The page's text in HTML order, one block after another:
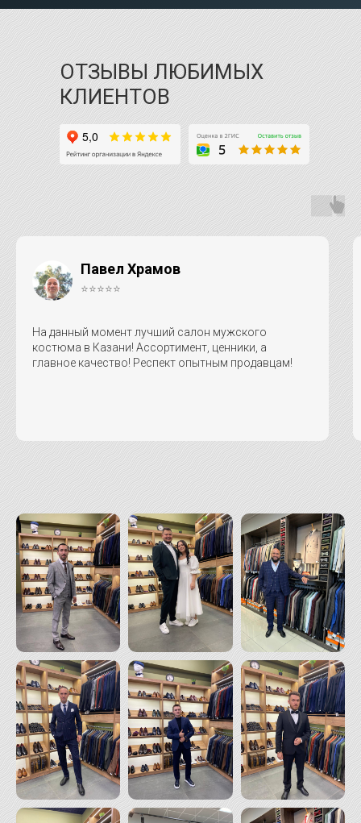
ОТЗЫВЫ ЛЮБИМЫХ
КЛИЕНТОВ
Павел Храмов
⭐⭐⭐⭐⭐
На данный момент лучший салон мужского
костюма в Казани! Ассортимент, ценники, а
главное качество! Респект опытным продавцам!